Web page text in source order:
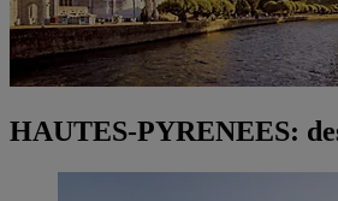
HAUTES-PYRENEES: